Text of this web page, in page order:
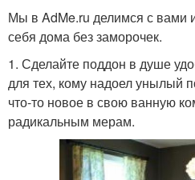
Мы в AdMe.ru делимся с вами
себя дома без заморочек.
1. Сделайте поддон в душе
для тех, кому надоел унылый
что-то новое в свою ванную
радикальным мерам.